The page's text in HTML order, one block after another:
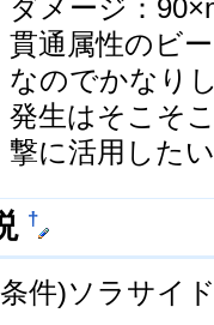
ダメージ：
貫通属性のビ
なのでかなり
発生はそこそ
撃に活用した
†
件)ソラサイ